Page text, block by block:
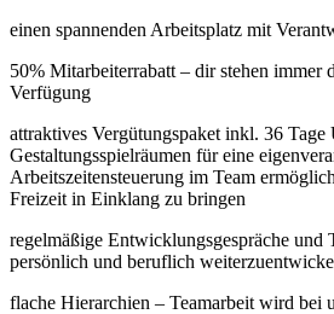
einen spannenden Arbeitsplatz mit
50% Mitarbeiterrabatt – dir stehen immer
Verfügung
attraktives Vergütungspaket inkl. 36
Gestaltungsspielräumen für eine
Arbeitszeitensteuerung im Team
Freizeit in Einklang zu bringen
regelmäßige Entwicklungsgespräche und
persönlich und beruflich
flache Hierarchien – Teamarbeit wird bei